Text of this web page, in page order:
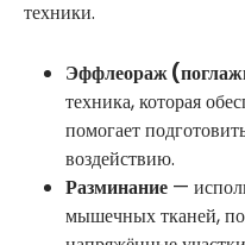
техники.
Эффлеораж
техника, которая
помогает
воздействию.
Разминание —
мышечных тканей,